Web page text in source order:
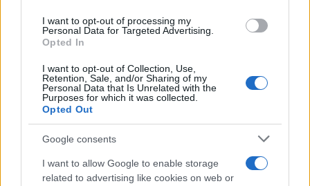
I want to opt-out of processing my
Personal Data for Targeted Advertising.
Opted In
I want to opt-out of Collection, Use,
Retention, Sale, and/or Sharing of my
Personal Data that Is Unrelated with the
Purposes for which it was collected.
Opted Out
Google consents
I want to allow Google to enable storage
related to advertising like cookies on web or
rotazione. Progressione settimanale consigliata:
3 blocchi da 15 servizi, con 5 riprese video e
autocheck su suono, rotazione, altezza rete.
AUTORE
Staff